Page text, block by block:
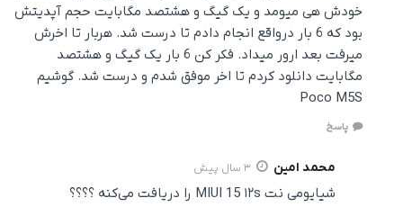
خودش هی میومد و یک گیگ و هشتصد مگابایت حجم آپدیتش
بود که 6 بار درواقع انجام دادم تا درست شد. هربار تا اخرش
میرفت بعد ارور میداد. فکر کن 6 بار یک گیگ و هشتصد
مگابایت دانلود کردم تا اخر موفق شدم و درست شد. گوشیم
Poco M5S
پاسخ
محمد امین 3 سال پیش
شیایومی نت MIUI 15 ۱۲s را دریافت می‌کنه ؟؟؟؟